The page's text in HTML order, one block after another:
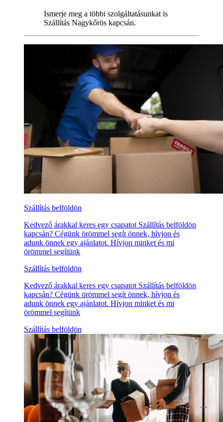
Ismerje meg a többi szolgáltatásunkat is
Szállítás Nagykőrös kapcsán.
Szállítás belföldön
Kedvező árakkal keres egy csapatot Szállítás belföldön
kapcsán? Cégünk örömmel segít önnek, hívjon és
adunk önnek egy ajánlatot. Hívjon minket és mi
örömmel segítünk
Szállítás belföldön
Kedvező árakkal keres egy csapatot Szállítás belföldön
kapcsán? Cégünk örömmel segít önnek, hívjon és
adunk önnek egy ajánlatot. Hívjon minket és mi
örömmel segítünk
Szállítás belföldön